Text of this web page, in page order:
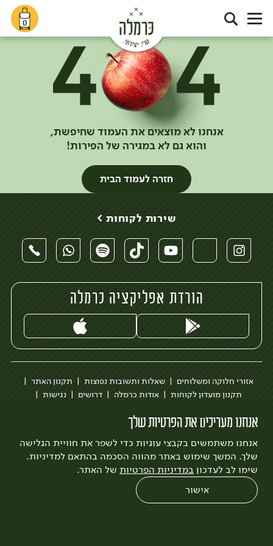
0
אנחנו לא מוצאים את העמוד שחיפשת,
והוא גם לא במגירה של הפירות!
חזרה לעמוד הבית
אנחנו מעריכים את הפרטיות שלך
אנחנו משתמשים בקבצי עוגיות כדי לשפר את חוויית הגלישה
שלך. המשך שימוש באתר מהווה הסכמה בהתאם למדיניות.
שימו לב לעדכון במדיניות הפרטיות של האתר.
אישור
שירות לקוחות >
הורדת אפליקציה כרמלה
אזורי חלוקה ומשלוחים שאלות ותשובות נפוצות
תקנון האתר
תקנון מועדון לקוחות
אודות כרמלה דרושים
נגישות
לצפייה בעדכון מדיניות פרטיות
עיצוב:3bears פיתוח:Quatro